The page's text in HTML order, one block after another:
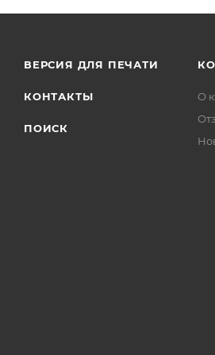
ВЕРСИЯ ДЛЯ ПЕЧАТИ
КОНТАКТЫ
ПОИСК
О